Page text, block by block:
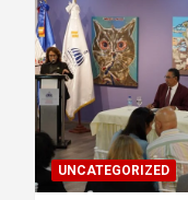
UNCATEGORIZED